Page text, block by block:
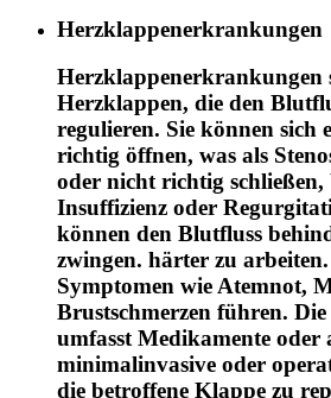
Herzklappenerkrankungen
Herzklappenerkrankungen
Herzklappen, die den
regulieren. Sie können sich
richtig öffnen, was als
oder nicht richtig schließen,
Insuffizienz oder
können den Blutfluss
zwingen. härter zu
Symptomen wie Atemnot,
Brustschmerzen führen.
umfasst Medikamente oder
minimalinvasive oder
die betroffene Klappe zu